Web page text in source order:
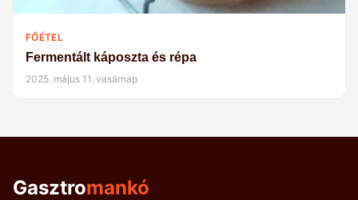
FŐÉTEL
Fermentált káposzta és répa
2025. május 11. vasárnap
Gasztromankó